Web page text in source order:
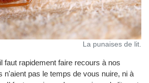
La punaises de lit.
faut rapidement faire recours à nos
n'aient pas le temps de vous nuire, ni à